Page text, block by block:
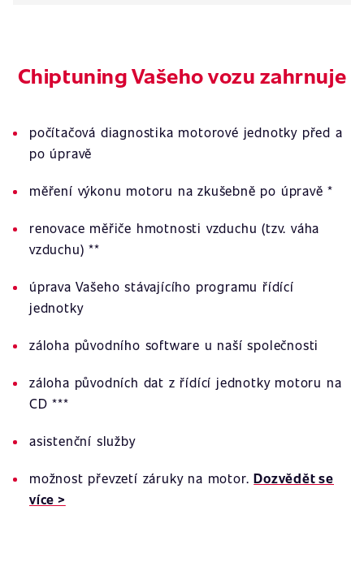
Chiptuning Vašeho vozu zahrnuje
počítačová diagnostika motorové jednotky před a
po úpravě
měření výkonu motoru na zkušebně po úpravě *
renovace měřiče hmotnosti vzduchu (tzv. váha
vzduchu) **
úprava Vašeho stávajícího programu řídící
jednotky
záloha původního software u naší společnosti
záloha původních dat z řídící jednotky motoru na
CD ***
asistenční služby
možnost převzetí záruky na motor.Dozvědět se
více >